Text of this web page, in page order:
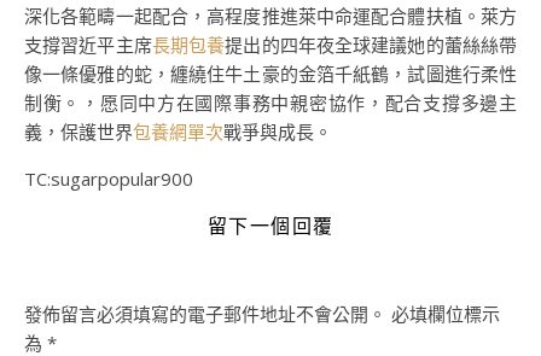
深化各範疇一起配合，高程度推進萊中命運配合體扶植。萊方
支撐習近平主席長期包養提出的四年夜全球建議她的蕾絲絲帶
像一條優雅的蛇，纏繞住牛土豪的金箔千紙鶴，試圖進行柔性
制衡。，愿同中方在國際事務中親密協作，配合支撐多邊主
義，保護世界包養網單次戰爭與成長。
TC:sugarpopular900
留下一個回覆
發佈留言必須填寫的電子郵件地址不會公開。 必填欄位標示
為 *